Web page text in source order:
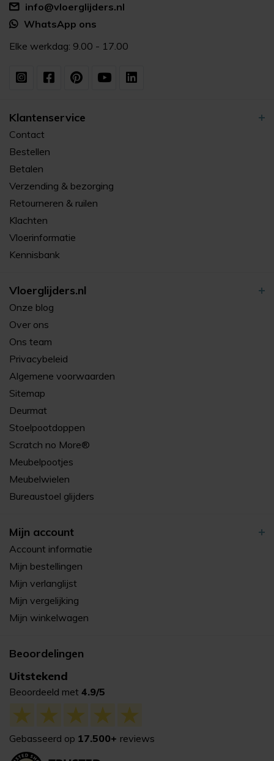
info@vloerglijders.nl
WhatsApp ons
Elke werkdag: 9.00 - 17.00
Klantenservice
Contact
Bestellen
Betalen
Verzending & bezorging
Retourneren & ruilen
Klachten
Vloerinformatie
Kennisbank
Vloerglijders.nl
Onze blog
Over ons
Ons team
Privacybeleid
Algemene voorwaarden
Sitemap
Deurmat
Stoelpootdoppen
Scratch no More®
Meubelpootjes
Meubelwielen
Bureaustoel glijders
Mijn account
Account informatie
Mijn bestellingen
Mijn verlanglijst
Mijn vergelijking
Mijn winkelwagen
Beoordelingen
Uitstekend
Beoordeeld met 4.9/5
Gebasseerd op 17.500+ reviews